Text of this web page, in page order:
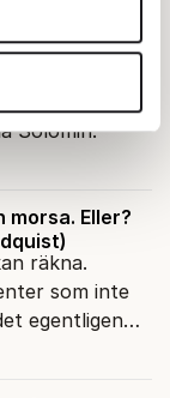
Vi
och annan
och
med.
med annan
med 2024?
året
Solomin.
morsa. Eller?
räkna.
som inte
egentligen
Förortsrektorn